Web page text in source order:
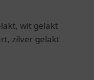
wit gelakt
zilver gelakt